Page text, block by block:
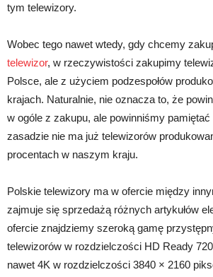
tym telewizory.
Wobec tego nawet wtedy, gdy chcemy
telewizor, w rzeczywistości zakupimy
Polsce, ale z użyciem podzespołów
krajach. Naturalnie, nie oznacza to, że
w ogóle z zakupu, ale powinniśmy
zasadzie nie ma już telewizorów
procentach w naszym kraju.
Polskie telewizory ma w ofercie między
zajmuje się sprzedażą różnych artykułów
ofercie znajdziemy szeroką gamę
telewizorów w rozdzielczości HD Ready
nawet 4K w rozdzielczości 3840 × 2160